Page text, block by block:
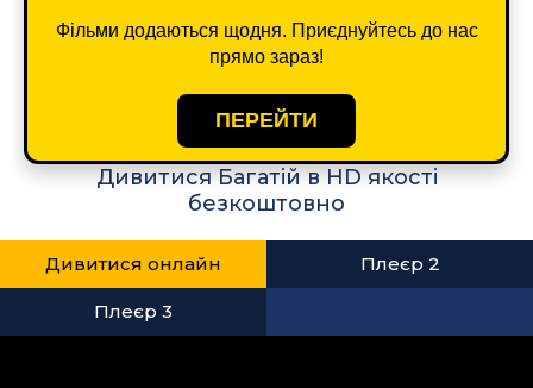
Фільми додаються щодня. Приєднуйтесь до нас
прямо зараз!
ПЕРЕЙТИ
Дивитися Багатій в HD якості
безкоштовно
Дивитися онлайн Плеєр 2
Плеєр 3